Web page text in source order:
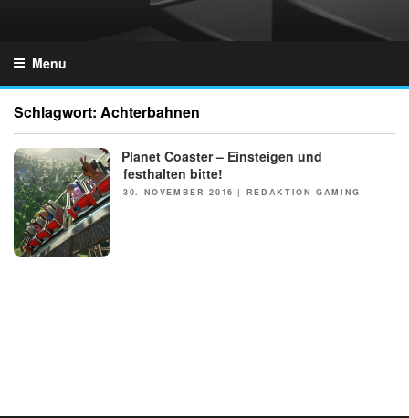
Menu
Schlagwort: Achterbahnen
Planet Coaster – Einsteigen und
festhalten bitte!
POSTED
30. NOVEMBER 2016 | REDAKTION GAMING